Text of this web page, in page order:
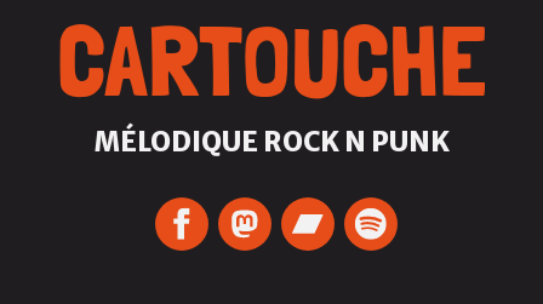
CARTOUCHE
MÉLODIQUE ROCK N PUNK